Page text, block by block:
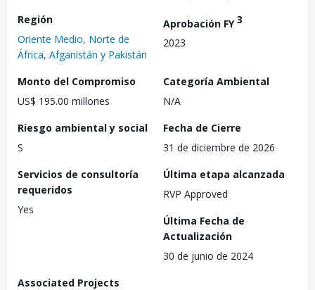
Región
Oriente Medio, Norte de
África, Afganistán y Pakistán
Aprobación FY3
2023
Monto del Compromiso
US$ 195.00 millones
Categoría Ambiental
N/A
Riesgo ambiental y social
S
Fecha de Cierre
31 de diciembre de 2026
Servicios de consultoría
requeridos
Yes
Última etapa alcanzada
RVP Approved
Última Fecha de
Actualización
30 de junio de 2024
Associated Projects